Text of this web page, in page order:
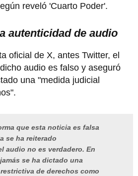
reveló 'Cuarto Poder'.
autenticidad de audio
oficial de X, antes Twitter, el
audio es falso y aseguró
una "medida judicial
que esta noticia es falsa
se ha reiterado
audio no es verdadero. En
se ha dictado una
de derechos como